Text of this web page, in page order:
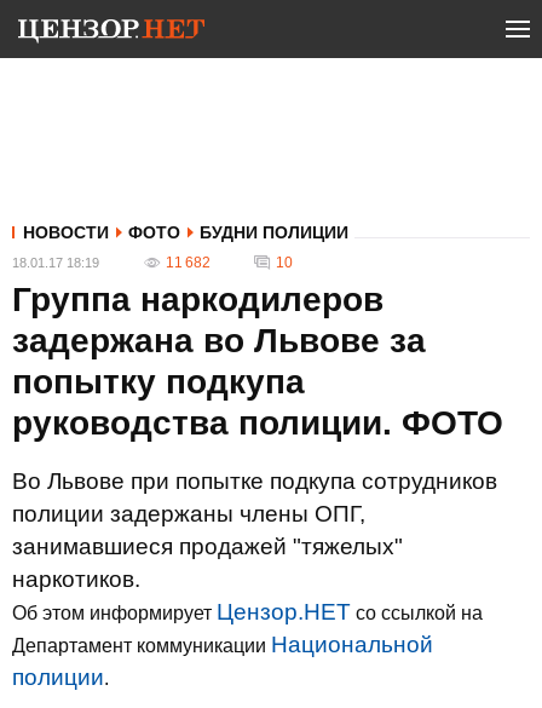
НОВОСТИ ФОТО БУДНИ ПОЛИЦИИ
18.01.17 18:19 11 682 10
Группа наркодилеров
задержана во Львове за
попытку подкупа
руководства полиции. ФОТО
Во Львове при попытке подкупа сотрудников
полиции задержаны члены ОПГ,
занимавшиеся продажей "тяжелых"
наркотиков.
Об этом информирует Цензор.НЕТ со ссылкой на
Департамент коммуникации Национальной
полиции.